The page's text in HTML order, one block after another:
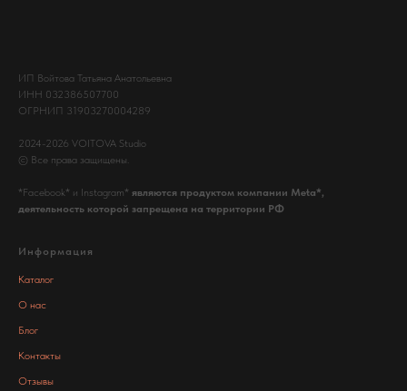
ИП Войтова Татьяна Анатольевна
ИНН 032386507700
ОГРНИП 31903270004289
2024-2026 VOITOVA Studio
© Все права защищены.
*Facebook* и Instagram* являются продуктом компании Meta*,
деятельность которой запрещена на территории РФ
Информация
Каталог
О нас
Блог
Контакты
Отзывы